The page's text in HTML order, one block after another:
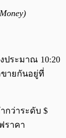
ประมาณ 10:20
ขายกันอยู่ที่
กว่าระดับ $
ราคา